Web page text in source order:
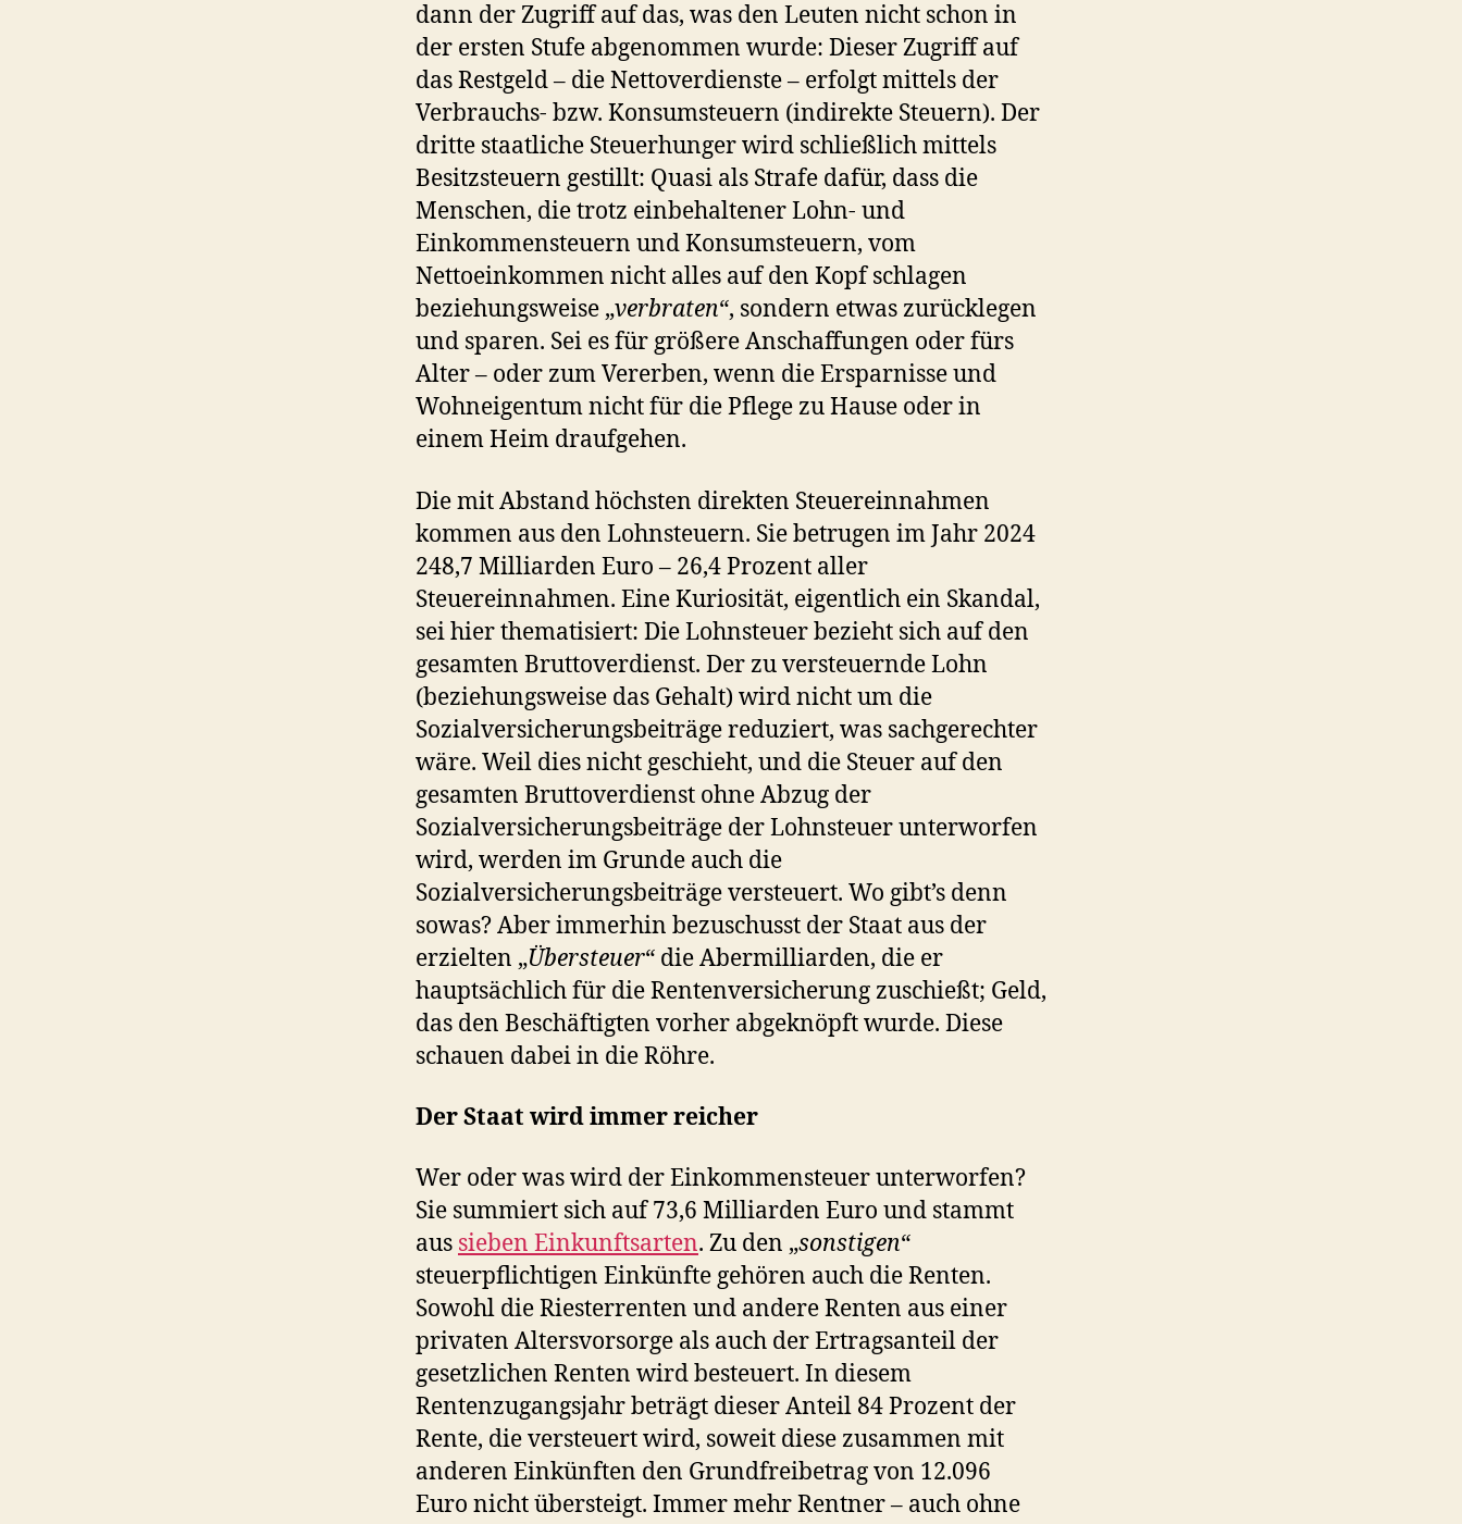
dann der Zugriff auf das, was den Leuten nicht schon in
der ersten Stufe abgenommen wurde: Dieser Zugriff auf
das Restgeld – die Nettoverdienste – erfolgt mittels der
Verbrauchs- bzw. Konsumsteuern (indirekte Steuern). Der
dritte staatliche Steuerhunger wird schließlich mittels
Besitzsteuern gestillt: Quasi als Strafe dafür, dass die
Menschen, die trotz einbehaltener Lohn- und
Einkommensteuern und Konsumsteuern, vom
Nettoeinkommen nicht alles auf den Kopf schlagen
beziehungsweise „verbraten“, sondern etwas zurücklegen
und sparen. Sei es für größere Anschaffungen oder fürs
Alter – oder zum Vererben, wenn die Ersparnisse und
Wohneigentum nicht für die Pflege zu Hause oder in
einem Heim draufgehen.
Die mit Abstand höchsten direkten Steuereinnahmen
kommen aus den Lohnsteuern. Sie betrugen im Jahr 2024
248,7 Milliarden Euro – 26,4 Prozent aller
Steuereinnahmen. Eine Kuriosität, eigentlich ein Skandal,
sei hier thematisiert: Die Lohnsteuer bezieht sich auf den
gesamten Bruttoverdienst. Der zu versteuernde Lohn
(beziehungsweise das Gehalt) wird nicht um die
Sozialversicherungsbeiträge reduziert, was sachgerechter
wäre. Weil dies nicht geschieht, und die Steuer auf den
gesamten Bruttoverdienst ohne Abzug der
Sozialversicherungsbeiträge der Lohnsteuer unterworfen
wird, werden im Grunde auch die
Sozialversicherungsbeiträge versteuert. Wo gibt’s denn
sowas? Aber immerhin bezuschusst der Staat aus der
erzielten „Übersteuer“ die Abermilliarden, die er
hauptsächlich für die Rentenversicherung zuschießt; Geld,
das den Beschäftigten vorher abgeknöpft wurde. Diese
schauen dabei in die Röhre.
Der Staat wird immer reicher
Wer oder was wird der Einkommensteuer unterworfen?
Sie summiert sich auf 73,6 Milliarden Euro und stammt
aus sieben Einkunftsarten. Zu den „sonstigen“
steuerpflichtigen Einkünfte gehören auch die Renten.
Sowohl die Riesterrenten und andere Renten aus einer
privaten Altersvorsorge als auch der Ertragsanteil der
gesetzlichen Renten wird besteuert. In diesem
Rentenzugangsjahr beträgt dieser Anteil 84 Prozent der
Rente, die versteuert wird, soweit diese zusammen mit
anderen Einkünften den Grundfreibetrag von 12.096
Euro nicht übersteigt. Immer mehr Rentner – auch ohne